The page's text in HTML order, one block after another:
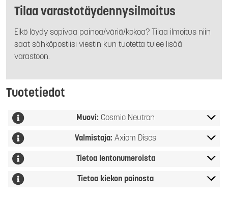
Tilaa varastotäydennysilmoitus
Eikö löydy sopivaa painoa/väriä/kokoa? Tilaa ilmoitus niin
saat sähköpostiisi viestin kun tuotetta tulee lisää
varastoon.
Tuotetiedot
Muovi: Cosmic Neutron
Valmistaja: Axiom Discs
Tietoa lentonumeroista
Tietoa kiekon painosta